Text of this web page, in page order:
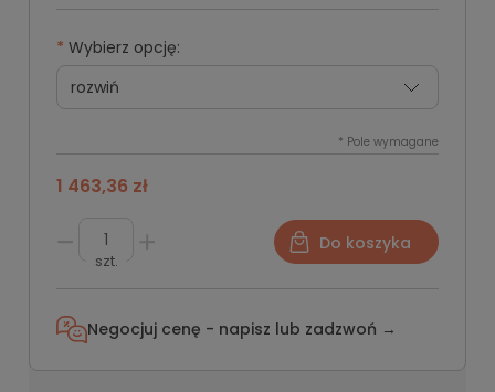
* Wybierz opcję:
* Pole wymagane
1 463,36 zł
szt.
Do koszyka
Negocjuj cenę - napisz lub zadzwoń →